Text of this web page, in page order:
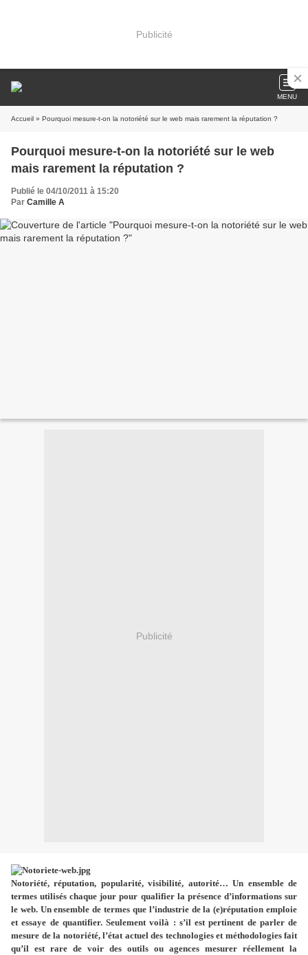
Publicité
MENU
Accueil » Pourquoi mesure-t-on la notoriété sur le web mais rarement la réputation ?
Pourquoi mesure-t-on la notoriété sur le web
mais rarement la réputation ?
Publié le 04/10/2011 à 15:20
Par Camille A
Publicité
Notoriété, réputation, popularité, visibilité, autorité… Un ensemble de
termes utilisés chaque jour pour qualifier la présence d’informations sur
le web. Un ensemble de termes que l’industrie de la (e)réputation emploie
et essaye de quantifier. Seulement voilà : s’il est pertinent de parler de
mesure de la notoriété, l’état actuel des technologies et méthodologies fait
qu’il est rare de voir des outils ou agences mesurer réellement la